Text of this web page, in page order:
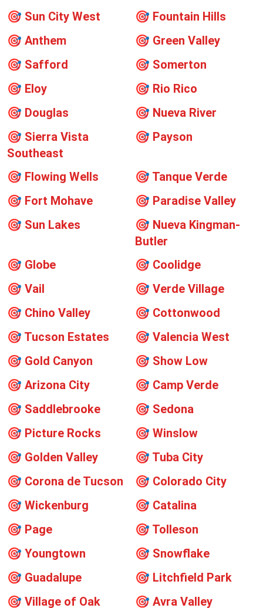
🎯 Sun City West 🎯 Fountain Hills
🎯 Anthem 🎯 Green Valley
🎯 Safford 🎯 Somerton
🎯 Eloy 🎯 Rio Rico
🎯 Douglas 🎯 Nueva River
🎯 Sierra Vista
Southeast
🎯 Payson
🎯 Flowing Wells 🎯 Tanque Verde
🎯 Fort Mohave 🎯 Paradise Valley
🎯 Sun Lakes 🎯 Nueva Kingman-
Butler
🎯 Globe 🎯 Coolidge
🎯 Vail 🎯 Verde Village
🎯 Chino Valley 🎯 Cottonwood
🎯 Tucson Estates 🎯 Valencia West
🎯 Gold Canyon 🎯 Show Low
🎯 Arizona City 🎯 Camp Verde
🎯 Saddlebrooke 🎯 Sedona
🎯 Picture Rocks 🎯 Winslow
🎯 Golden Valley 🎯 Tuba City
🎯 Corona de Tucson 🎯 Colorado City
🎯 Wickenburg 🎯 Catalina
🎯 Page 🎯 Tolleson
🎯 Youngtown 🎯 Snowflake
🎯 Guadalupe 🎯 Litchfield Park
🎯 Village of Oak 🎯 Avra Valley